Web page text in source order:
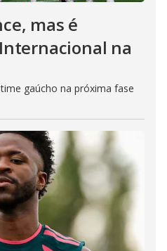
mas é
na
gaúcho na próxima fase